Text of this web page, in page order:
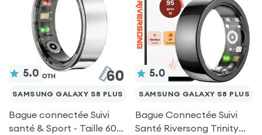
5.0
SAMSUNG GALAXY S8 PLUS
Bague connectée Suivi
santé & Sport - Taille 60
5.0
SAMSUNG GALAXY S8 PLUS
Bague Connectée Suivi
Santé Riversong Trinity